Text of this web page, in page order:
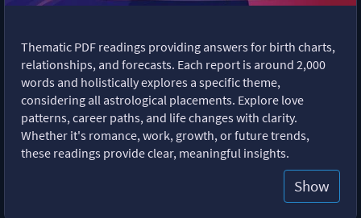
Thematic PDF readings providing answers for birth charts,
relationships, and forecasts. Each report is around 2,000
words and holistically explores a specific theme,
considering all astrological placements. Explore love
patterns, career paths, and life changes with clarity.
Whether it's romance, work, growth, or future trends,
these readings provide clear, meaningful insights.
Show